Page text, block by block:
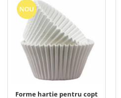
NOU
Forme hartie pentru copt